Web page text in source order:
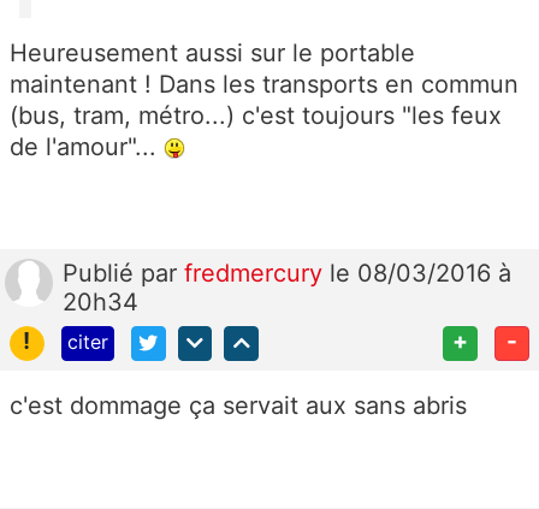
Heureusement aussi sur le portable
maintenant ! Dans les transports en commun
(bus, tram, métro...) c'est toujours "les feux
de l'amour"...
Publié par fredmercury le 08/03/2016 à
20h34
!
citer + -
c'est dommage ça servait aux sans abris